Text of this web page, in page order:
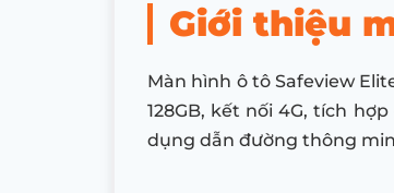
Giới thiệu
Màn hình ô tô Safeview
128GB, kết nối 4G, tích
dụng dẫn đường thông